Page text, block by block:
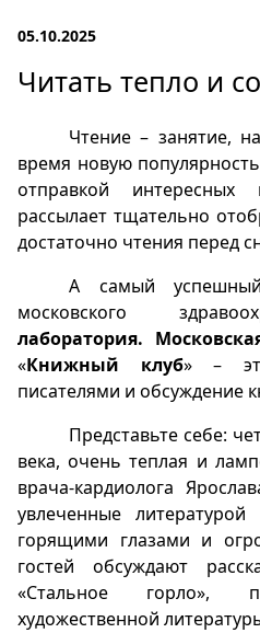
05.10.2025
Читать тепло и
Чтение – занятие,
время новую
отправкой интересных
рассылает тщательно
достаточно чтения перед
А самый
московского
лаборатория.
«Книжный клуб» –
писателями и обсуждение
Представьте себе:
века, очень теплая и
врача-кардиолога
увлеченные
горящими глазами и
гостей обсуждают
«Стальное горло»,
художественной